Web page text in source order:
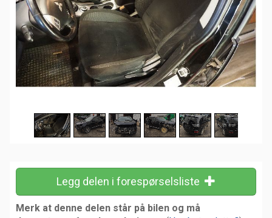
Legg delen i forespørselsliste
Merk at denne delen står på bilen og må